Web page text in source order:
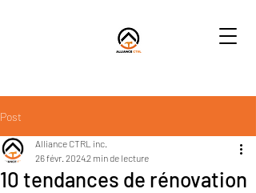
Post
10 tendances de rénovation
Alliance CTRL inc.
26 févr. 20242 min de lecture